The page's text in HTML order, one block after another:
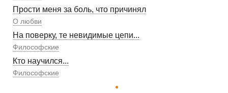
Прости меня за боль, что причинял
О любви
На поверку, те невидимые цепи...
Философские
Кто научился...
Философские